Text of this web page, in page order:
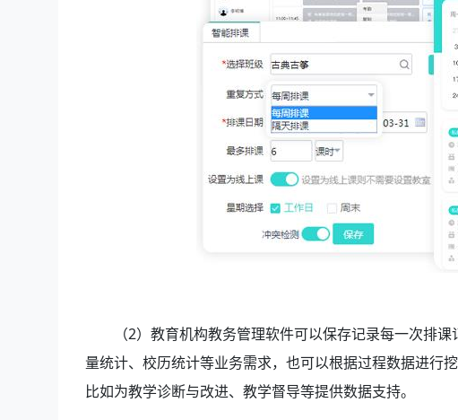
（2）教育机构教务管理软件可以保存记录每一次排
量统计、校历统计等业务需求，也可以根据过程数据进行
比如为教学诊断与改进、教学督导等提供数据支持。